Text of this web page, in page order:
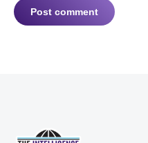
Post comment